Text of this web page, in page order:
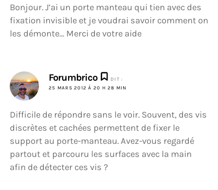
Bonjour. J’ai un porte manteau qui tien avec des
fixation invisible et je voudrai savoir comment on
les démonte… Merci de votre aide
Forumbrico
DIT :
25 MARS 2012 À 20 H 28 MIN
Difficile de répondre sans le voir. Souvent, des vis
discrètes et cachées permettent de fixer le
support au porte-manteau. Avez-vous regardé
partout et parcouru les surfaces avec la main
afin de détecter ces vis ?